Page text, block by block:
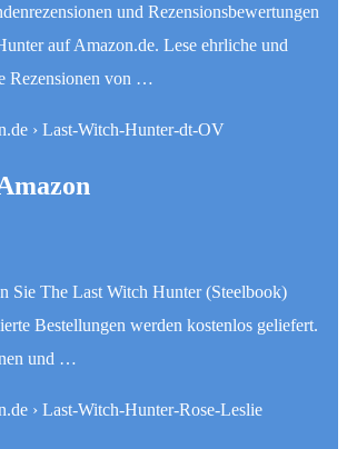
und Rezensionsbewertungen
auf Amazon.de. Lese ehrliche und
Rezensionen von …
› Last-Witch-Hunter-dt-OV
Sie The Last Witch Hunter (Steelbook)
Bestellungen werden kostenlos geliefert.
und …
› Last-Witch-Hunter-Rose-Leslie